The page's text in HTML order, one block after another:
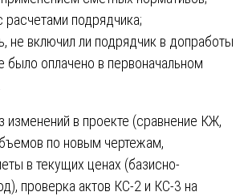
расчетами подрядчика;
не включил ли подрядчик в допработы
было оплачено в первоначальном
изменений в проекте (сравнение КЖ,
по новым чертежам,
в текущих ценах (базисно-
проверка актов КС-2 и КС-3 на